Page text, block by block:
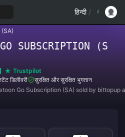
हिन्दी /
GO SUBSCRIPTION (S
Trustpilot
डिलीवरी
सुरक्षित और सुरक्षित भुगतान
Go Subscription (SA) sold by bittopup